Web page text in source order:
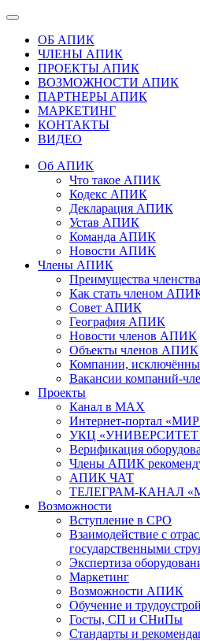
ОБ АПИК
ЧЛЕНЫ АПИК
ПРОЕКТЫ АПИК
ВОЗМОЖНОСТИ АПИК
ПАРТНЕРЫ АПИК
МАРКЕТИНГ
КОНТАКТЫ
ВИДЕО
Об АПИК
Что такое АПИК
Кодекс АПИК
Декларация АПИК
Устав АПИК
Команда АПИК
Новости АПИК
Члены АПИК
Преимущества
Как стать членом
Совет АПИК
География АПИК
Новости членов АПИК
Объекты членов АПИК
Компании,
Вакансии компаний-
Проекты
Канал в MAX
Интернет-портал
УКЦ
Верификация
Члены АПИК
АПИК ЧАТ
ТЕЛЕГРАМ-КАНАЛ
Возможности
Вступление в СРО
Взаимодействие с
государственными
Экспертиза
Маркетинг
Возможности АПИК
Обучение и
Госты, СП и СНиПы
Стандарты и